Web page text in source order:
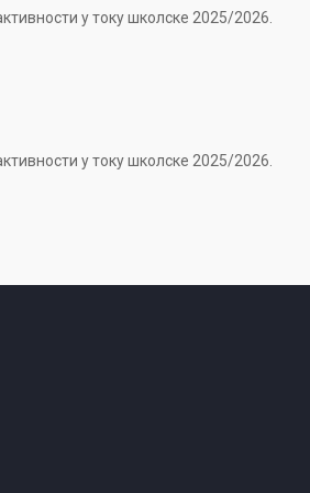
у току школске 2025/2026.
у току школске 2025/2026.